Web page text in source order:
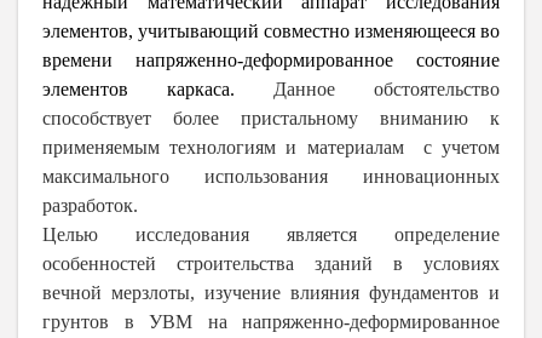
элементов, учитывающий совместно изменяющееся во
времени напряженно-деформированное состояние
элементов каркаса. Данное обстоятельство
способствует более пристальному вниманию к
применяемым технологиям и материалам с учетом
максимального использования инновационных
разработок.
Целью исследования является определение
особенностей строительства зданий в условиях
вечной мерзлоты, изучение влияния фундаментов и
грунтов в УВМ на напряженно-деформированное